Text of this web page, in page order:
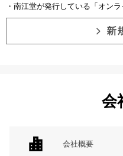
・南江堂が発行している「オン
会
会社概要